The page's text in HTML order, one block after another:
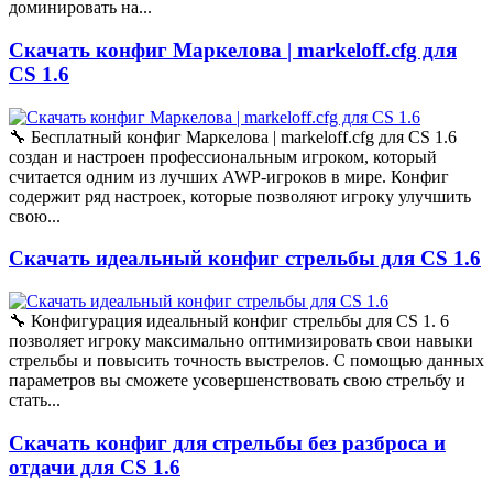
доминировать на...
Скачать конфиг Маркелова | markeloff.cfg для
CS 1.6
🔧 Бесплатный конфиг Маркелова | markeloff.cfg для CS 1.6
создан и настроен профессиональным игроком, который
считается одним из лучших AWP-игроков в мире. Конфиг
содержит ряд настроек, которые позволяют игроку улучшить
свою...
Скачать идеальный конфиг стрельбы для CS 1.6
🔧 Конфигурация идеальный конфиг стрельбы для CS 1. 6
позволяет игроку максимально оптимизировать свои навыки
стрельбы и повысить точность выстрелов. С помощью данных
параметров вы сможете усовершенствовать свою стрельбу и
стать...
Скачать конфиг для стрельбы без разброса и
отдачи для CS 1.6